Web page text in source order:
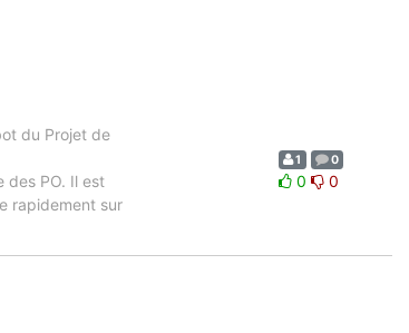
du Projet de
des PO. Il est
rapidement sur
1 0
0 0